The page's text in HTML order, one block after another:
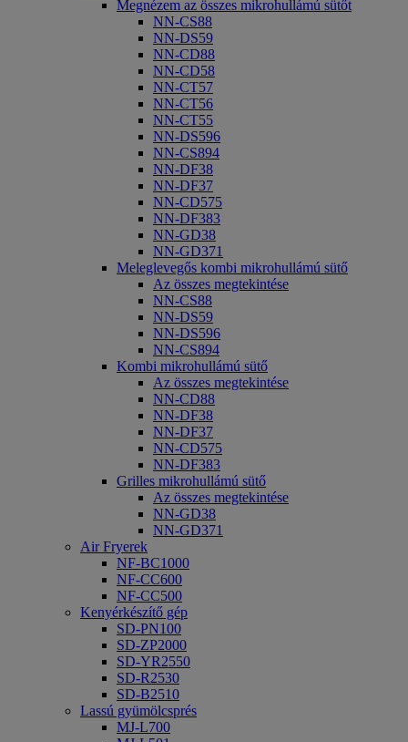
Megnézem az összes mikrohullámú sütőt
NN-CS88
NN-DS59
NN-CD88
NN-CD58
NN-CT57
NN-CT56
NN-CT55
NN-DS596
NN-CS894
NN-DF38
NN-DF37
NN-CD575
NN-DF383
NN-GD38
NN-GD371
Meleglevegős kombi mikrohullámú sütő
Az összes megtekintése
NN-CS88
NN-DS59
NN-DS596
NN-CS894
Kombi mikrohullámú sütő
Az összes megtekintése
NN-CD88
NN-DF38
NN-DF37
NN-CD575
NN-DF383
Grilles mikrohullámú sütő
Az összes megtekintése
NN-GD38
NN-GD371
Air Fryerek
NF-BC1000
NF-CC600
NF-CC500
Kenyérkészítő gép
SD-PN100
SD-ZP2000
SD-YR2550
SD-R2530
SD-B2510
Lassú gyümölcsprés
MJ-L700